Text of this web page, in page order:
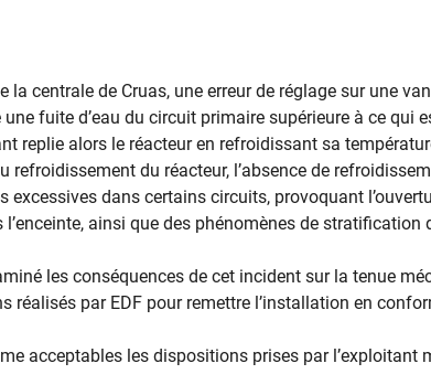
la centrale de Cruas, une erreur de réglage sur une
fuite d’eau du circuit primaire supérieure à ce qui
replie alors le réacteur en refroidissant sa
du réacteur, l’absence de
excessives dans certains circuits, provoquant
l’enceinte, ainsi que des phénomènes de
les conséquences de cet incident sur la tenue
réalisés par EDF pour remettre l’installation en
acceptables les dispositions prises par